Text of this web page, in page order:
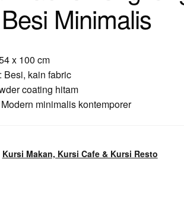
Minimalis
x 100 cm
Besi, kain fabric
coating hitam
minimalis kontemporer
Kursi Makan, Kursi Cafe & Kursi Resto